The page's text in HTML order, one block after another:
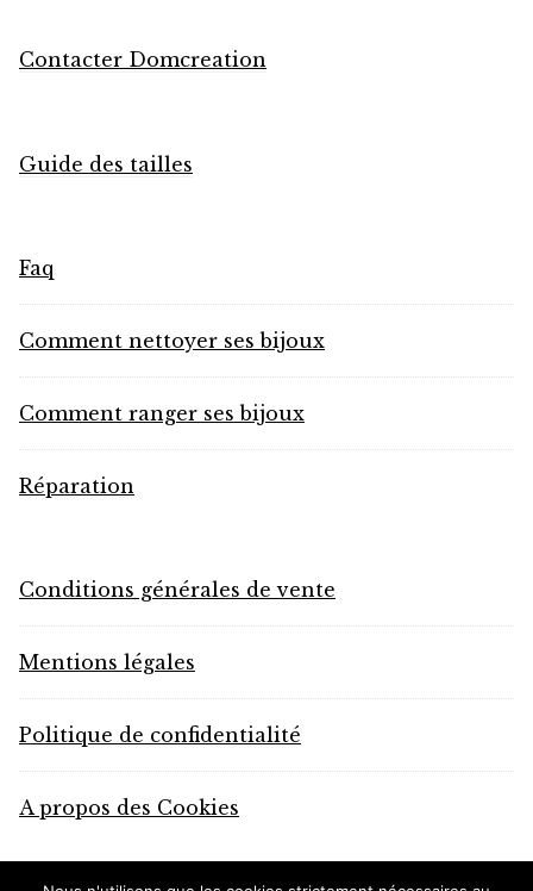
Contacter Domcreation
Guide des tailles
Faq
Comment nettoyer ses bijoux
Comment ranger ses bijoux
Réparation
Conditions générales de vente
Mentions légales
Politique de confidentialité
A propos des Cookies